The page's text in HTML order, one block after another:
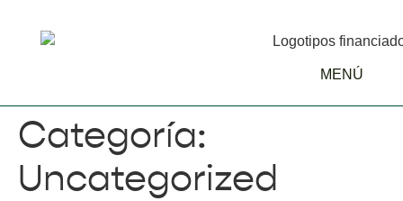
MENÚ
Categoría:
Uncategorized